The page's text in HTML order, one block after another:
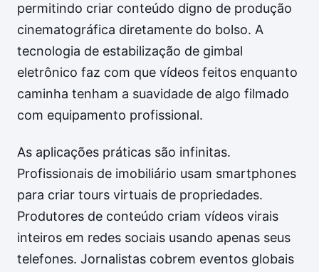
permitindo criar conteúdo digno de produção
cinematográfica diretamente do bolso. A
tecnologia de estabilização de gimbal
eletrônico faz com que vídeos feitos enquanto
caminha tenham a suavidade de algo filmado
com equipamento profissional.
As aplicações práticas são infinitas.
Profissionais de imobiliário usam smartphones
para criar tours virtuais de propriedades.
Produtores de conteúdo criam vídeos virais
inteiros em redes sociais usando apenas seus
telefones. Jornalistas cobrem eventos globais